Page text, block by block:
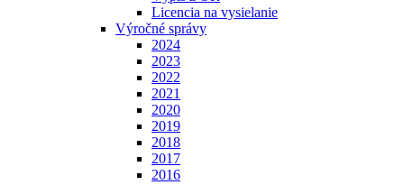
Licencia na vysielanie
Výročné správy
2024
2023
2022
2021
2020
2019
2018
2017
2016